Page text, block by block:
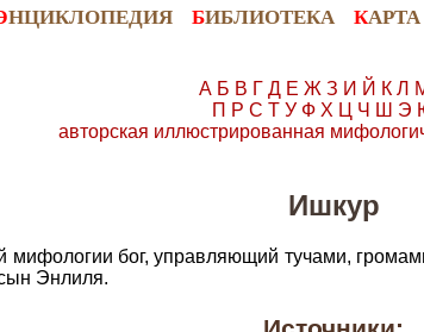
НЦИКЛОПЕДИЯ БИБЛИОТЕКА К
А Б В Г Д Е Ж З И Й К Л
П Р С Т У Ф Х Ц Ч Ш Э
авторская иллюстрированная
Ишкур
мифологии бог, управляющий тучами,
Энлиля.